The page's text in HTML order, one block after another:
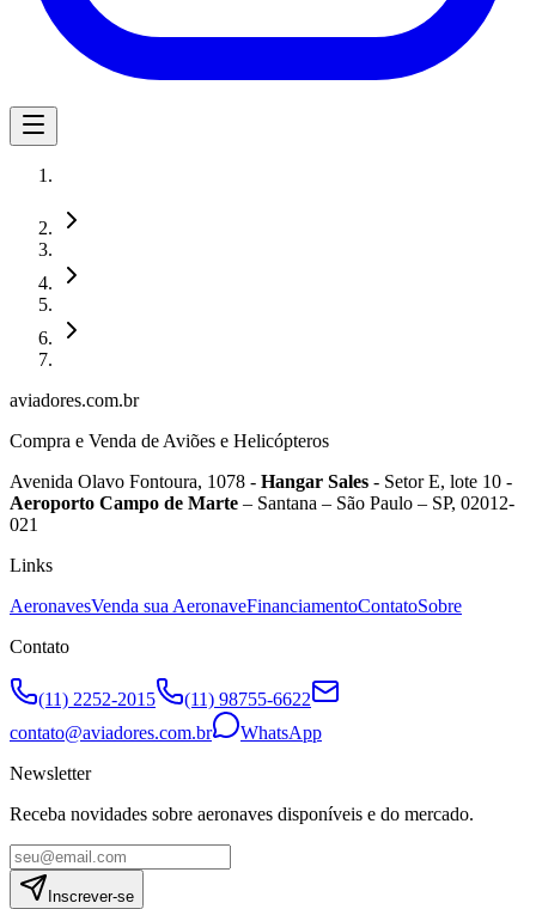
aviadores.com.br
Compra e Venda de Aviões e Helicópteros
Avenida Olavo Fontoura, 1078 - Hangar Sales - Setor E, lote 10 -
Aeroporto Campo de Marte – Santana – São Paulo – SP, 02012-
021
Links
AeronavesVenda sua AeronaveFinanciamentoContatoSobre
Contato
(11) 2252-2015
(11) 98755-6622
contato@aviadores.com.br
WhatsApp
Newsletter
Receba novidades sobre aeronaves disponíveis e do mercado.
Inscrever-se